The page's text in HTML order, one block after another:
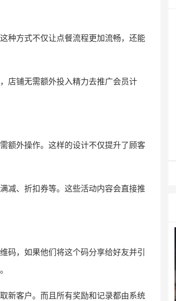
种方式不仅让点餐流程更加流畅，还能
店铺无需额外投入精力去推广会员计
额外操作。这样的设计不仅提升了顾客
减、折扣券等。这些活动内容会直接推
码，如果他们将这个码分享给好友并引
新客户。而且所有奖励和记录都由系统